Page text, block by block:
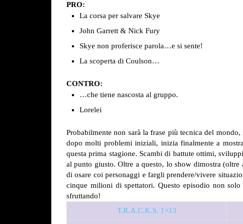
PRO:
La corsa per salvare Skye
John Garrett & Nick Fury
Skye non proferisce parola…e si sente!
La scoperta di Coulson…
CONTRO:
…che tiene nascosta al gruppo.
Lorelei
Probabilmente non sarà la frase più tecnica del
dopo molti problemi iniziali, inizia finalmente a
questa prima stagione. Scambi di battute ottimi,
al punto giusto. Oltre a questo, lo show dimostra
di osare coi personaggi e fargli prendere/vivere
cinque milioni di spettatori. Questo episodio non
sfruttando!
T.R.A.C.K.S. 1×13